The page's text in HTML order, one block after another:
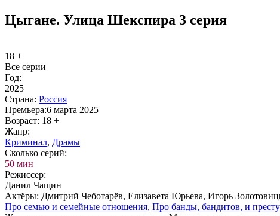
Цыгане. Улица Шекспира 3 серия
18 +
Все серии
Год:
2025
Стра­на: Рос­сия
Пре­мье­ра:6 марта 2025
Воз­раст: 18 +
Жанр:
Кри­ми­нал, Дра­мы
Сколь­ко се­рий:
50 мин
Ре­жис­сер:
Данил Чащин
Ак­тё­ры: Дмитрий Чеботарёв, Елизавета Юрьева, Игорь
Про се­мью и се­мей­ные от­но­ше­ния, Про бан­ды, бан­ди­тов, и